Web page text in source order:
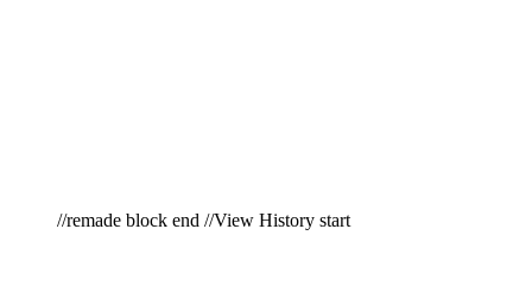
//remade block end //View History start